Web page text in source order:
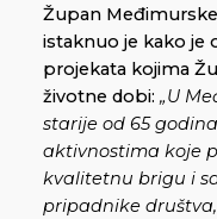
Župan
istaknuo je kako je
projekata kojima
životne dobi: „U
starije od 65
aktivnostima koje
kvalitetnu brigu i
pripadnike